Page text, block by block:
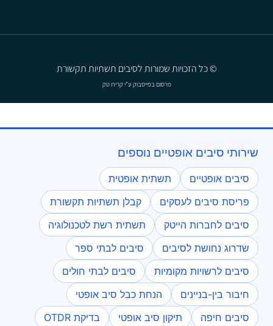
© כל הזכויות שמורות לסיבים תשתיות תקשורת
פרסום בפייסבוק ע"י קרית טק
שירותי סיבים אופטיים נוספים
סיבים אופטיים
תשתית אופטית
פריסת סיבים לעסקים
קבלן תשתיות תקשורת
סיבים לחברות הייטק
תשתית רשת לטכנולוגיה
שדרוג נחושת לסיבים
סיבים לבתי ספר
סיבים לרשויות מקומיות
סיבים לבתי חולים
חיבור בין-בניינים
הנחת כבל סיב אופטי
סיבים חיפה
תיקון סיב אופטי בדיקת OTDR